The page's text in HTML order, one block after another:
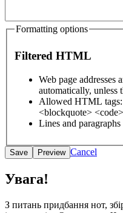
Formatting options
Filtered HTML
Web page addresses
automatically, unless
Allowed HTML
<blockquote>
Lines and
Cancel
Увага!
З питань придбання нот,